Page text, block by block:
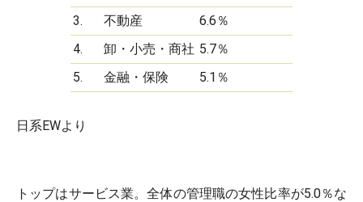
3.
不動産
6.6％
4.
卸・小売・商社 5.7％
5.
金融・保険 5.1％
日系EWより
トップはサービス業。全体の管理職の女性比率が5.0％な